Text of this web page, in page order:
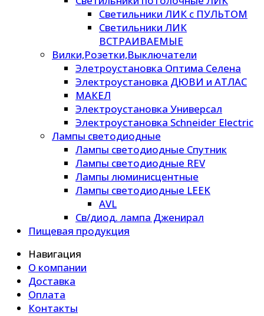
Светильники ЛИК с ПУЛЬТОМ
Светильники ЛИК
ВСТРАИВАЕМЫЕ
Вилки,Розетки,Выключатели
Элетроустановка Оптима Селена
Электроустановка ДЮВИ и АТЛАС
МАКЕЛ
Электроустановка Универсал
Электроустановка Schneider Electric
Лампы светодиодные
Лампы светодиодные Спутник
Лампы светодиодные REV
Лампы люминисцентные
Лампы светодиодные LEEK
AVL
Св/диод. лампа Дженирал
Пищевая продукция
Навигация
О компании
Доставка
Оплата
Контакты